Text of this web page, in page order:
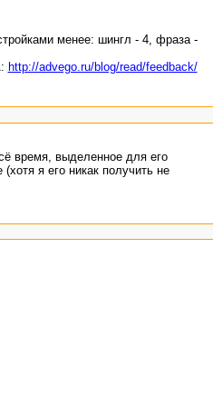
менее: шингл - 4, фраза -
http://advego.ru/blog/read/feedback/
время, выделенное для его
я его никак получить не